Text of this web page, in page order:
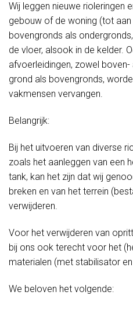
Wij leggen nieuwe rioleringen
gebouw of de woning (tot aan
bovengronds als
de vloer, alsook in de kelder.
afvoerleidingen, zowel
grond als bovengronds,
vakmensen vervangen.
Belangrijk:
Bij het uitvoeren van diverse
zoals het aanleggen van een
tank, kan het zijn dat wij
breken en van het terrein
verwijderen.
Voor het verwijderen van
bij ons ook terecht voor het
materialen (met stabilisator
We beloven het volgende: